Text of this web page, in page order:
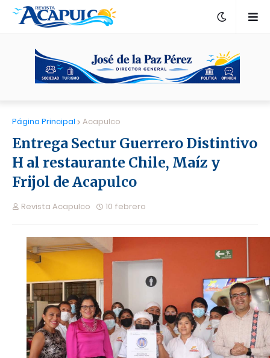
Página Principal Acapulco
Entrega Sectur Guerrero Distintivo
H al restaurante Chile, Maíz y
Frijol de Acapulco
Revista Acapulco 10 febrero